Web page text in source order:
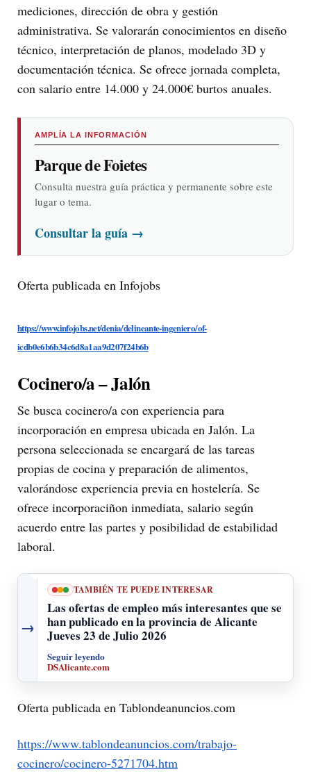
mediciones, dirección de obra y gestión
administrativa. Se valorarán conocimientos en diseño
técnico, interpretación de planos, modelado 3D y
documentación técnica. Se ofrece jornada completa,
con salario entre 14.000 y 24.000€ burtos anuales.
AMPLÍA LA INFORMACIÓN
Parque de Foietes
Consulta nuestra guía práctica y permanente sobre este
lugar o tema.
Consultar la guía →
Oferta publicada en Infojobs
https://www.infojobs.net/denia/delineante-ingeniero/of-
icdb0e6b6b34c6d8a1aa9d207f24b6b
Cocinero/a – Jalón
Se busca cocinero/a con experiencia para
incorporación en empresa ubicada en Jalón. La
persona seleccionada se encargará de las tareas
propias de cocina y preparación de alimentos,
valorándose experiencia previa en hostelería. Se
ofrece incorporaciñon inmediata, salario según
acuerdo entre las partes y posibilidad de estabilidad
laboral.
→
TAMBIÉN TE PUEDE INTERESAR
Las ofertas de empleo más interesantes que se
han publicado en la provincia de Alicante
Jueves 23 de Julio 2026
Seguir leyendo
DSAlicante.com
Oferta publicada en Tablondeanuncios.com
https://www.tablondeanuncios.com/trabajo-
cocinero/cocinero-5271704.htm